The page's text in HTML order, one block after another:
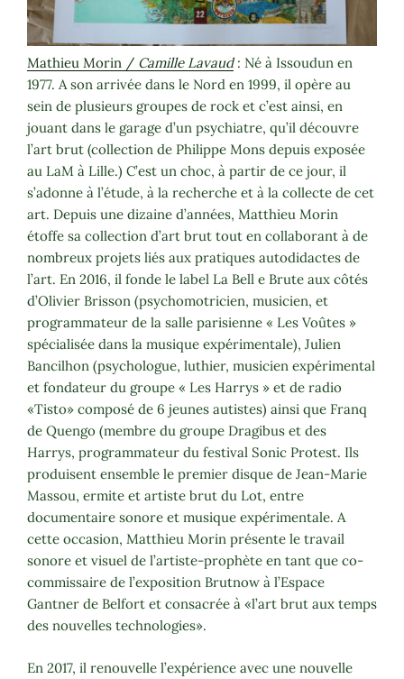
Mathieu Morin / Camille Lavaud: Né à Issoudun en
1977. A son arrivée dans le Nord en 1999, il opère au
sein de plusieurs groupes de rock et c’est ainsi, en
jouant dans le garage d’un psychiatre, qu’il découvre
l’art brut (collection de Philippe Mons depuis exposée
au LaM à Lille.) C’est un choc, à partir de ce jour, il
s’adonne à l’étude, à la recherche et à la collecte de cet
art. Depuis une dizaine d’années, Matthieu Morin
étoffe sa collection d’art brut tout en collaborant à de
nombreux projets liés aux pratiques autodidactes de
l’art. En 2016, il fonde le label La Bell e Brute aux côtés
d’Olivier Brisson (psychomotricien, musicien, et
programmateur de la salle parisienne « Les Voûtes »
spécialisée dans la musique expérimentale), Julien
Bancilhon (psychologue, luthier, musicien expérimental
et fondateur du groupe « Les Harrys » et de radio
«Tisto» composé de 6 jeunes autistes) ainsi que Franq
de Quengo (membre du groupe Dragibus et des
Harrys, programmateur du festival Sonic Protest. Ils
produisent ensemble le premier disque de Jean-Marie
Massou, ermite et artiste brut du Lot, entre
documentaire sonore et musique expérimentale. A
cette occasion, Matthieu Morin présente le travail
sonore et visuel de l’artiste-prophète en tant que co-
commissaire de l’exposition Brutnow à l’Espace
Gantner de Belfort et consacrée à «l’art brut aux temps
des nouvelles technologies».
En 2017, il renouvelle l’expérience avec une nouvelle